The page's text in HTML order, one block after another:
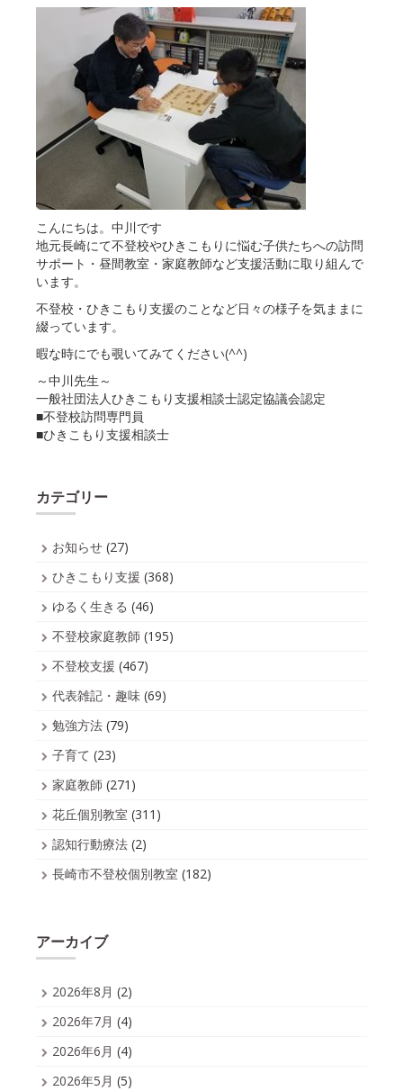
こんにちは。中川です
地元長崎にて不登校やひきこもりに悩む子供たちへの訪問
サポート・昼間教室・家庭教師など支援活動に取り組んで
います。
不登校・ひきこもり支援のことなど日々の様子を気ままに
綴っています。
暇な時にでも覗いてみてください(^^)
～中川先生～
一般社団法人ひきこもり支援相談士認定協議会認定
■不登校訪問専門員
■ひきこもり支援相談士
カテゴリー
お知らせ (27)
ひきこもり支援 (368)
ゆるく生きる (46)
不登校家庭教師 (195)
不登校支援 (467)
代表雑記・趣味 (69)
勉強方法 (79)
子育て (23)
家庭教師 (271)
花丘個別教室 (311)
認知行動療法 (2)
長崎市不登校個別教室 (182)
アーカイブ
2026年8月 (2)
2026年7月 (4)
2026年6月 (4)
2026年5月 (5)